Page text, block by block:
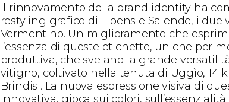
Il rinnovamento della brand identity ha
restyling grafico di Libens e Salende, i due
Vermentino. Un miglioramento che
l’essenza di queste etichette, uniche per
produttiva, che svelano la grande
vitigno, coltivato nella tenuta di Uggìo, 14
Brindisi. La nuova espressione visiva di
innovativa, gioca sui colori,